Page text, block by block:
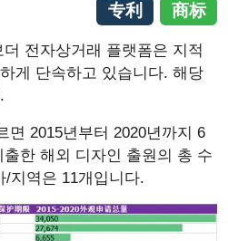
专利 商标
전자상거래 플랫폼은 지적
게 단속하고 있습니다. 해당
면 2015년부터 2020년까지 6
한 해외 디자인 출원의 총 수
/지역은 11개입니다.